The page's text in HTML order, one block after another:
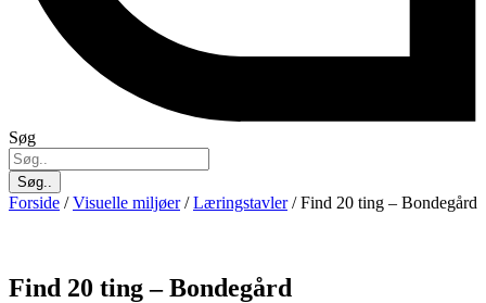
Søg
Søg..
Forside /Visuelle miljøer/Læringstavler/ Find 20 ting – Bondegård
Find 20 ting – Bondegård